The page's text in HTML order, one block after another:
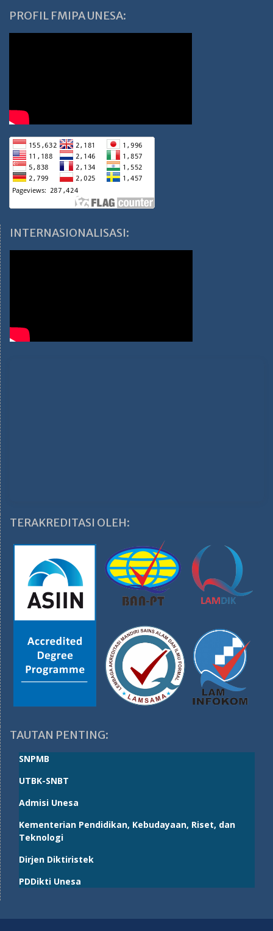
PROFIL FMIPA UNESA:
INTERNASIONALISASI:
TERAKREDITASI OLEH:
TAUTAN PENTING:
SNPMB
UTBK-SNBT
Admisi Unesa
Kementerian Pendidikan, Kebudayaan, Riset, dan
Teknologi
Dirjen Diktiristek
PDDikti Unesa